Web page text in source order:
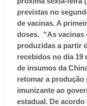
previstas no
de vacinas. A
doses. “As vacinas
produzidas a partir
recebidos no dia 19
de insumos da
retomar a produção
imunizante ao
estadual. De acordo